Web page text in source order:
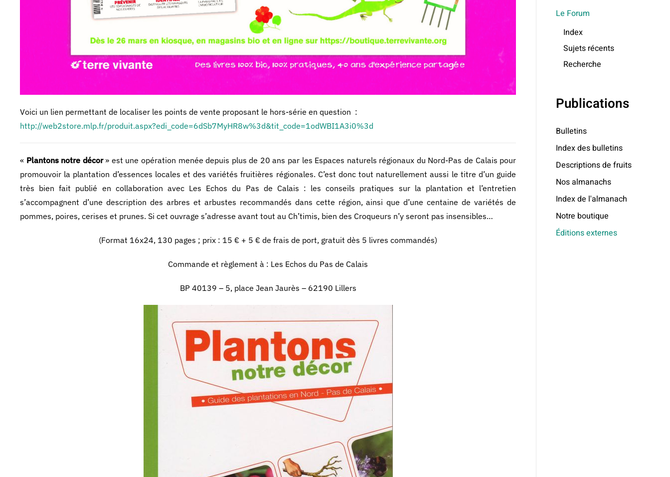
Voici un lien permettant de localiser les points de vente proposant le hors-série en question :
http://web2store.mlp.fr/produit.aspx?edi_code=6dSb7MyHR8w%3d&tit_code=1odWBI1A3i0%3d
« Plantons notre décor» est une opération menée depuis plus de 20 ans par les Espaces naturels régionaux du Nord-Pas de Calais pour
promouvoir la plantation d’essences locales et des variétés fruitières régionales. C’est donc tout naturellement aussi le titre d’un guide
très bien fait publié en collaboration avec Les Echos du Pas de Calais : les conseils pratiques sur la plantation et l’entretien
s’accompagnent d’une description des arbres et arbustes recommandés dans cette région, ainsi que d’une centaine de variétés de
pommes, poires, cerises et prunes. Si cet ouvrage s’adresse avant tout au Ch’timis, bien des Croqueurs n’y seront pas insensibles…
(Format 16x24, 130 pages ; prix : 15 € + 5 € de frais de port, gratuit dès 5 livres commandés)
Commande et règlement à : Les Echos du Pas de Calais
BP 40139 – 5, place Jean Jaurès – 62190 Lillers
Le Forum
Index
Sujets récents
Recherche
Publications
Bulletins
Index des bulletins
Descriptions de fruits
Nos almanachs
Index de l'almanach
Notre boutique
Éditions externes